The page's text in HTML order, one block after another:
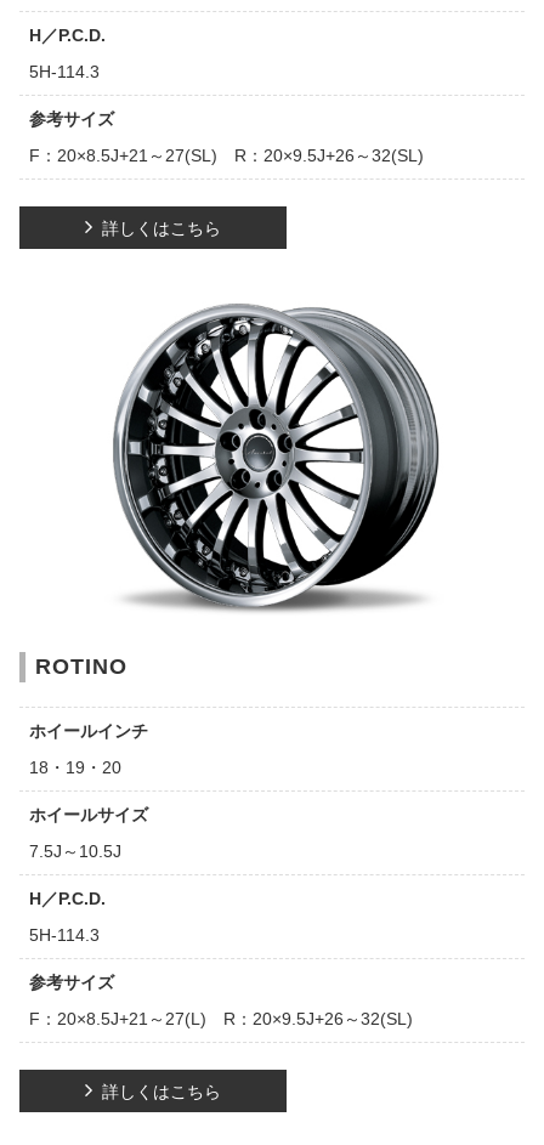
H／P.C.D.
5H-114.3
参考サイズ
F：20×8.5J+21～27(SL) R：20×9.5J+26～32(SL)
詳しくはこちら
ROTINO
ホイールインチ
18・19・20
ホイールサイズ
7.5J～10.5J
H／P.C.D.
5H-114.3
参考サイズ
F：20×8.5J+21～27(L) R：20×9.5J+26～32(SL)
詳しくはこちら